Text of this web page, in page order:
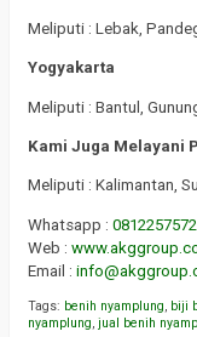
Meliputi : Lebak,
Yogyakarta
Meliputi : Bantul,
Kami Juga Melayani
Meliputi : Kalimantan,
Whatsapp :
Web :
Email :
Tags: benih nyamplung, biji
nyamplung, jual benih